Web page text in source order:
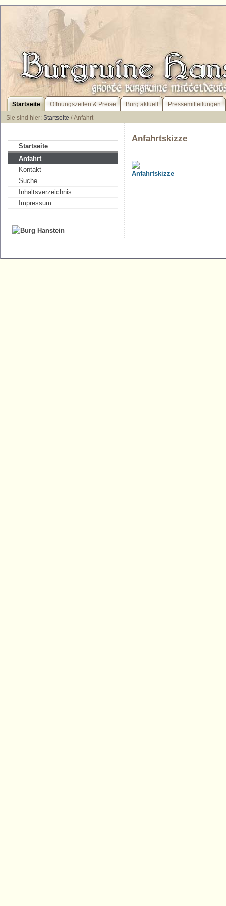
Startseite Öffnungszeiten & Preise Burg aktuell
Pressemitteilungen
Sie sind hier: Startseite / Anfahrt
Startseite
Anfahrt
Kontakt
Suche
Inhaltsverzeichnis
Impressum
Anfahrtskizze